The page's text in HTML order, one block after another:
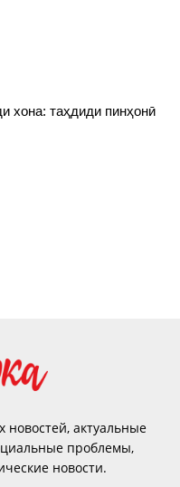
хона: таҳдиди пинҳонӣ
новостей, актуальные
проблемы,
новости.